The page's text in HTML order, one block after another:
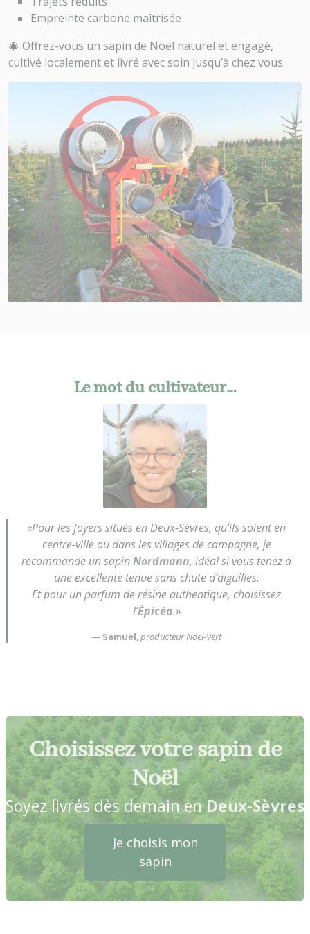
Empreinte carbone maîtrisée
🎄 Offrez-vous un sapin de Noël naturel et engagé,
cultivé localement et livré avec soin jusqu’à chez vous.
Le mot du cultivateur…
«Pour les foyers situés en Deux-Sèvres, qu’ils soient en
centre-ville ou dans les villages de campagne, je
recommande un sapinNordmann, idéal si vous tenez à
une excellente tenue sans chute d’aiguilles.
Et pour un parfum de résine authentique, choisissez
l’Épicéa.»
— Samuel,producteur Noël-Vert
Choisissez votre sapin de
Noël
Soyez livrés dès demain enDeux-Sèvres
Je choisis mon
sapin